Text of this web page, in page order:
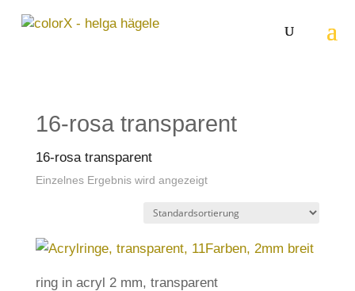
16-rosa transparent
16-rosa transparent
Einzelnes Ergebnis wird angezeigt
ring in acryl 2 mm, transparent